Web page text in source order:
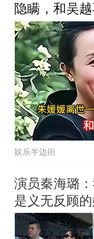
隐瞒，和吴
娱乐半边街
演员秦海璐
是义无反顾